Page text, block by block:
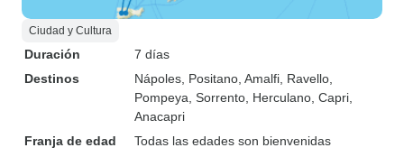
Ciudad y Cultura
Duración
7 días
Destinos
Nápoles , Positano , Amalfi , Ravello
Pompeya , Sorrento , Herculano , Capri
Anacapri
Franja de edad
Todas las edades son bienvenidas